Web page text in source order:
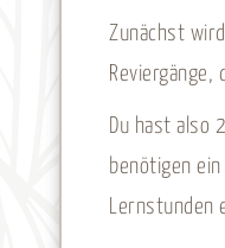
Zunächst
Reviergänge,
Du hast also
benötigen
Lernstunden